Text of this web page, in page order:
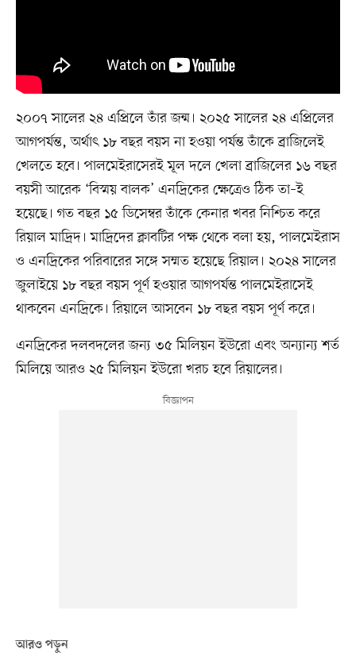
২০০৭ সালের ২৪ এপ্রিলে তাঁর জন্ম। ২০২৫ সালের ২৪ এপ্রিলের
আগপর্যন্ত, অর্থাৎ ১৮ বছর বয়স না হওয়া পর্যন্ত তাঁকে ব্রাজিলেই
খেলতে হবে। পালমেইরাসেরই মূল দলে খেলা ব্রাজিলের ১৬ বছর
বয়সী আরেক ‘বিস্ময় বালক’ এনদ্রিকের ক্ষেত্রেও ঠিক তা–ই
হয়েছে। গত বছর ১৫ ডিসেম্বর তাঁকে কেনার খবর নিশ্চিত করে
রিয়াল মাদ্রিদ। মাদ্রিদের ক্লাবটির পক্ষ থেকে বলা হয়, পালমেইরাস
ও এনদ্রিকের পরিবারের সঙ্গে সম্মত হয়েছে রিয়াল। ২০২৪ সালের
জুলাইয়ে ১৮ বছর বয়স পূর্ণ হওয়ার আগপর্যন্ত পালমেইরাসেই
থাকবেন এনদ্রিকে। রিয়ালে আসবেন ১৮ বছর বয়স পূর্ণ করে।
এনদ্রিকের দলবদলের জন্য ৩৫ মিলিয়ন ইউরো এবং অন্যান্য শর্ত
মিলিয়ে আরও ২৫ মিলিয়ন ইউরো খরচ হবে রিয়ালের।
আরও পড়ুন